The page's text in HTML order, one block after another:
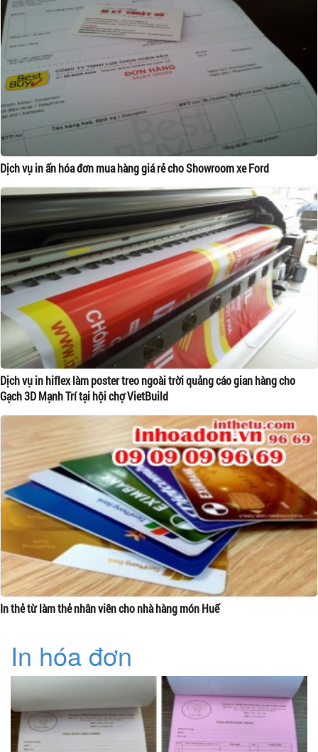
Dịch vụ in ấn hóa đơn mua hàng giá rẻ cho Showroom xe Ford
Dịch vụ in hiflex làm poster treo ngoài trời quảng cáo gian hàng cho
Gạch 3D Mạnh Trí tại hội chợ VietBuild
In thẻ từ làm thẻ nhân viên cho nhà hàng món Huế
In hóa đơn